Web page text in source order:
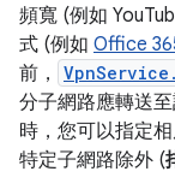
頻寬 (例如
式 (例如 Office
前，
分子網路應轉送
時，您可以指定
特定子網路除外 (